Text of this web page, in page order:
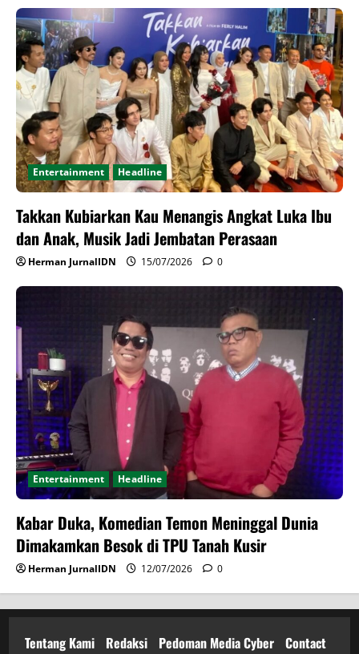
Entertainment Headline
Takkan Kubiarkan Kau Menangis Angkat Luka Ibu
dan Anak, Musik Jadi Jembatan Perasaan
Herman JurnalIDN 15/07/2026 0
Entertainment Headline
Kabar Duka, Komedian Temon Meninggal Dunia
Dimakamkan Besok di TPU Tanah Kusir
Herman JurnalIDN 12/07/2026 0
Tentang Kami Redaksi Pedoman Media Cyber Contact